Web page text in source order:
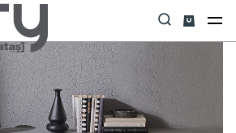
Relax 7/24 Klima